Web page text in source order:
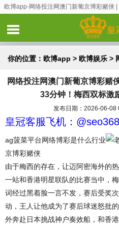
欧博app-网络投注网澳门新葡京博彩赌侠
西双标激励民愤，迈阿密落败
你的位置： 欧博app > 欧博娱乐 >
香港1分钟不上，日本替补33分钟
网络投注网澳门新葡京博彩赌
33分钟！梅西双标激
发布日期：2026-06-
皇冠客服飞机：
ag菠菜平台网络博彩是什么行业
京博彩赌侠
由于梅西的存在，让迈阿密海外的
一站和香港明星联队的比赛当中，
词经过黑着脸一言不发，赛后受奖
动，王人让他成为了赛后球迷怒批
外奔赴日本挑战神户奏效船，和香